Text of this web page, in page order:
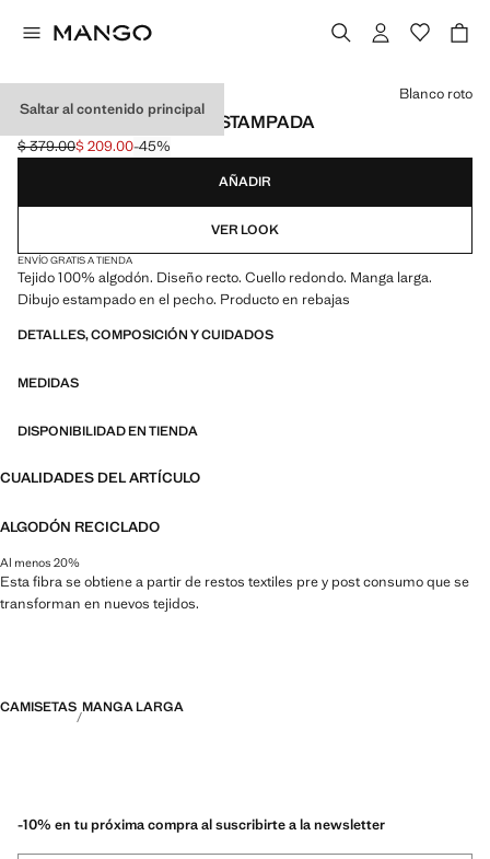
Saltar al contenido principal
CAMISETA ALGODÓN ESTAMPADA
Precio inicial tachado [$ 379.00 ]
$ 379.00
Precio actual [$ 209.00 ]
$ 209.00-45%
Selecciona un color
Blanco roto
AÑADIR
VER LOOK
ENVÍO GRATIS A TIENDA
Tejido 100% algodón. Diseño recto. Cuello redondo. Manga larga.
Dibujo estampado en el pecho. Producto en rebajas
DETALLES, COMPOSICIÓN Y CUIDADOS
MEDIDAS
DISPONIBILIDAD EN TIENDA
CUALIDADES DEL ARTÍCULO
ALGODÓN RECICLADO
Al menos 20%
Esta fibra se obtiene a partir de restos textiles pre y post consumo que se
transforman en nuevos tejidos.
CAMISETAS MANGA LARGA
-10% en tu próxima compra al suscribirte a la newsletter